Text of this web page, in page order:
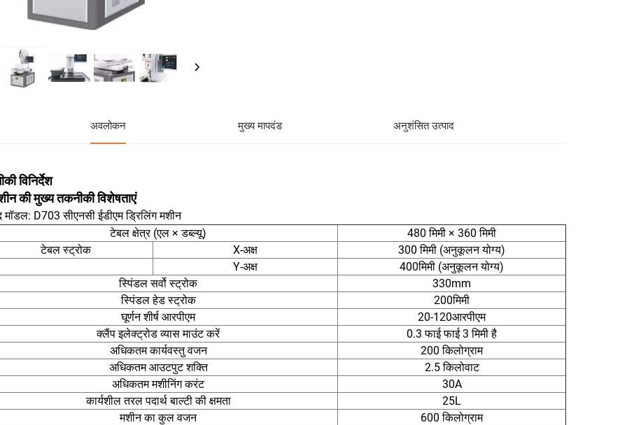
अवलोकन मुख्य मापदंड अनुशंसित उत्पाद
विनिर्देश
की मुख्य तकनीकी विशेषताएं
मॉडल: D703 सीएनसी ईडीएम ड्रिलिंग मशीन
टेबल क्षेत्र (एल × डब्ल्यू)
480 मिमी × 360 मिमी
टेबल स्ट्रोक
X-अक्ष
300 मिमी (अनुकूलन योग्य)
Y-अक्ष
400मिमी (अनुकूलन योग्य)
स्पिंडल सर्वो स्ट्रोक
330mm
स्पिंडल हेड स्ट्रोक
200मिमी
घूर्णन शीर्ष आरपीएम
20-120आरपीएम
क्लैंप इलेक्ट्रोड व्यास माउंट करें
0.3 फाई फाई 3 मिमी है
अधिकतम कार्यवस्तु वजन
200 किलोग्राम
अधिकतम आउटपुट शक्ति
2.5 किलोवाट
अधिकतम मशीनिंग करंट
30A
कार्यशील तरल पदार्थ बाल्टी की क्षमता
25L
मशीन का कुल वजन
600 किलोग्राम